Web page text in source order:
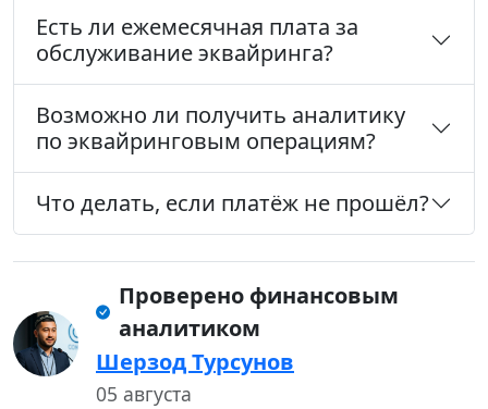
Есть ли ежемесячная плата за
обслуживание эквайринга?
Возможно ли получить аналитику
по эквайринговым операциям?
Что делать, если платёж не прошёл?
Проверено финансовым
аналитиком
Шерзод Турсунов
05 августа